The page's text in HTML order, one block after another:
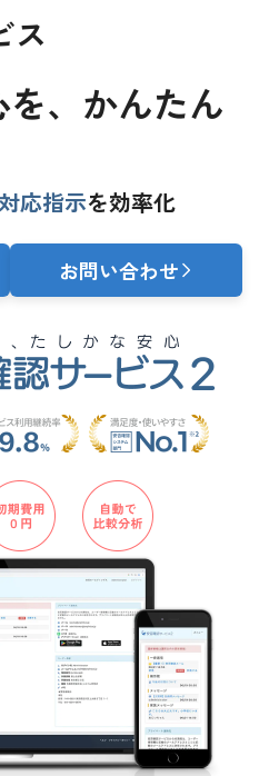
ス
、 かんたん
応指示を効率化
お問い合わせ